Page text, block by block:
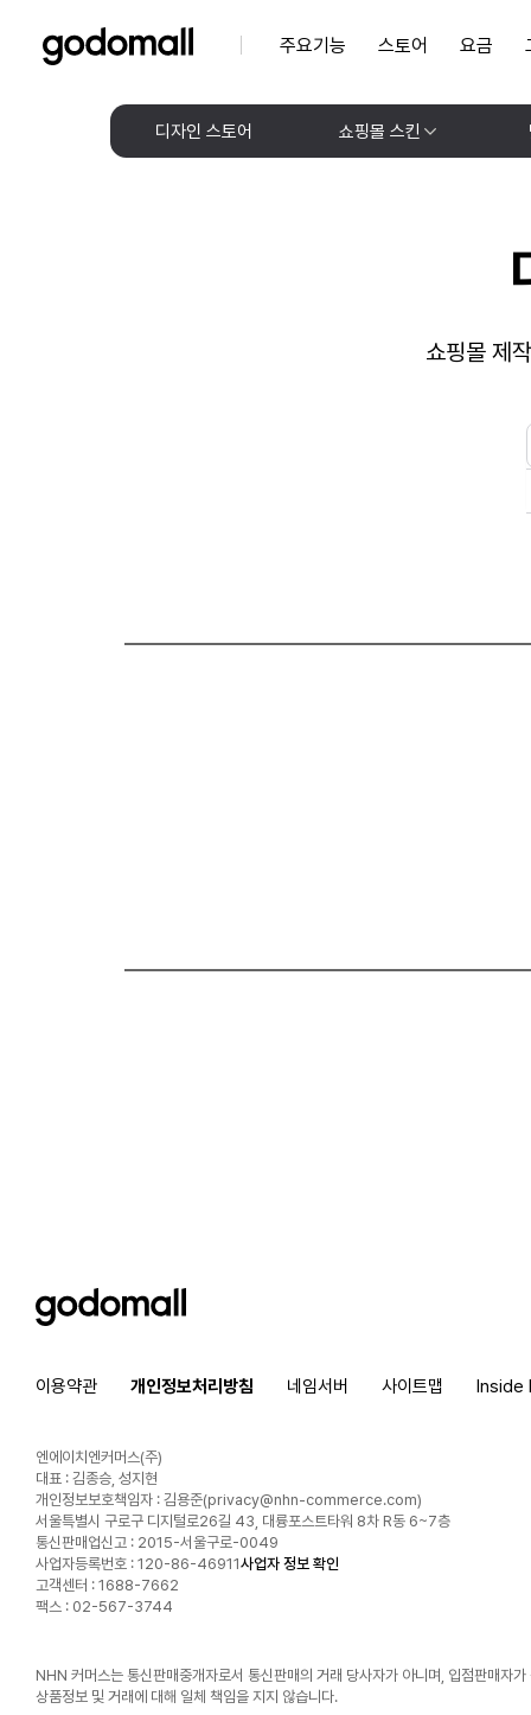
주요기능 스토어 요금
디자인 스토어 쇼핑몰 스킨
쇼핑몰 제
godomall
이용약관 개인정보처리방침 네임서버 사이트맵 Inside
엔에이치엔커머스(주)
대표 : 김종승, 성지현
개인정보보호책임자 : 김용준(privacy@nhn-commerce.com)
서울특별시 구로구 디지털로26길 43, 대륭포스트타워 8차 R동 6~7층
통신판매업신고 : 2015-서울구로-0049
사업자등록번호 : 120-86-46911사업자 정보 확인
고객센터 : 1688-7662
팩스 : 02-567-3744
NHN 커머스는 통신판매중개자로서 통신판매의 거래 당사자가 아니며, 입점판매자가
상품정보 및 거래에 대해 일체 책임을 지지 않습니다.